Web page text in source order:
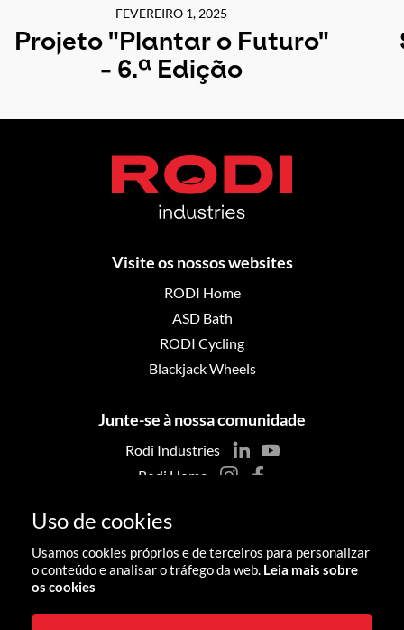
FEVEREIRO 1, 2025
Projeto "Plantar o Futuro"
- 6.ª Edição
Visite os nossos websites
RODI Home
ASD Bath
RODI Cycling
Blackjack Wheels
Junte-se à nossa comunidade
Rodi Industries
Rodi Home
Blackjack Wheels
Uso de cookies
Usamos cookies próprios e de terceiros para personalizar
o conteúdo e analisar o tráfego da web. Leia mais sobre
os cookies